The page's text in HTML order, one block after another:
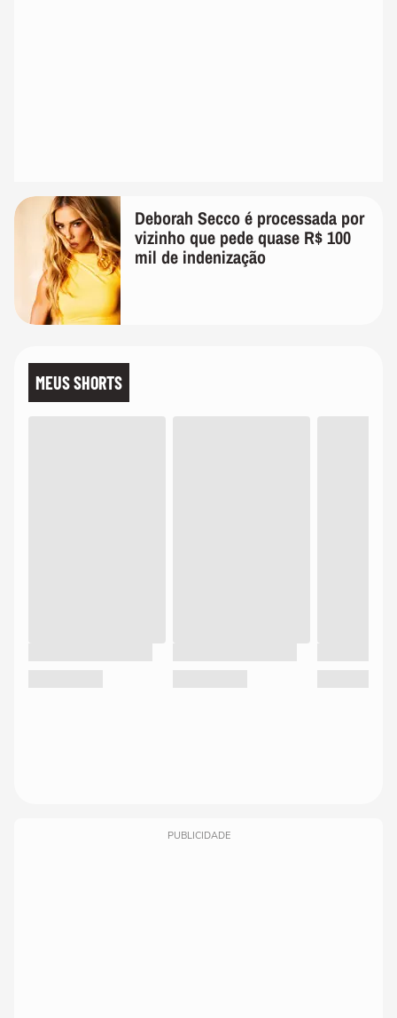
Deborah Secco é processada por
vizinho que pede quase R$ 100
mil de indenização
MEUS SHORTS
PUBLICIDADE